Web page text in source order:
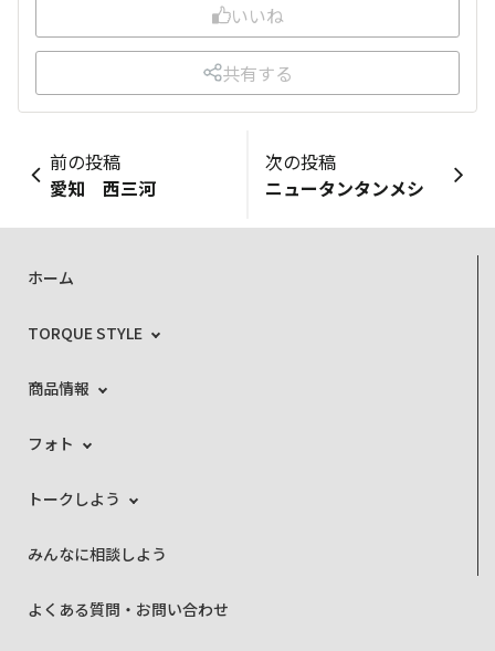
いいね
共有する
前の投稿
愛知 西三河
次の投稿
ニュータンタンメシ
ホーム
TORQUE STYLE
商品情報
フォト
トークしよう
みんなに相談しよう
よくある質問・お問い合わせ